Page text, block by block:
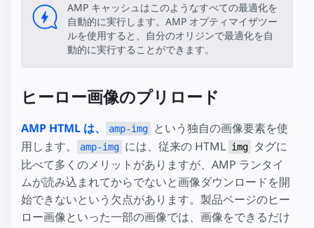
AMP キャッシュはこのようなすべての最適化を
自動的に実行します。AMP オプティマイザツー
ルを使用すると、自分のオリジンで最適化を自
動的に実行することができます。
ヒーロー画像のプリロード
AMP HTML は、 amp-img
という独自の画像要素を使
用します。
amp-img には、従来の HTML img
タグに
比べて多くのメリットがありますが、AMP ランタイ
ムが読み込まれてからでないと画像ダウンロードを開
始できないという欠点があります。製品ページのヒー
ロー画像といった一部の画像では、画像をできるだけ